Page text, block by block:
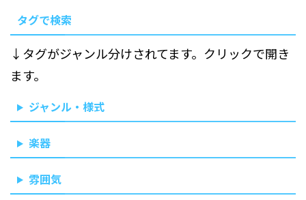
タグで検索
↓タグがジャンル分けされてます。クリックで開き
ます。
ジャンル・様式
楽器
雰囲気